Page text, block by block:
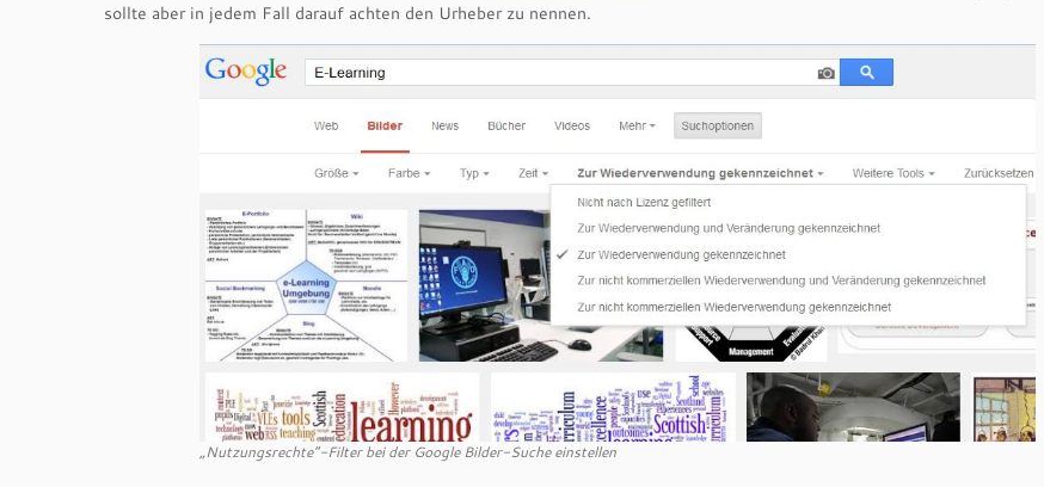
sollte aber in jedem Fall darauf achten den Urheber zu nennen.
„Nutzungsrechte“-Filter bei der Google Bilder-Suche einstellen